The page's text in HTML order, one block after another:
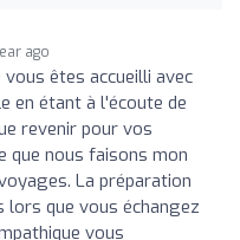
ago
vous êtes accueilli avec
en étant à l'écoute de
revenir pour vos
que nous faisons mon
La préparation
lors que vous échangez
vous